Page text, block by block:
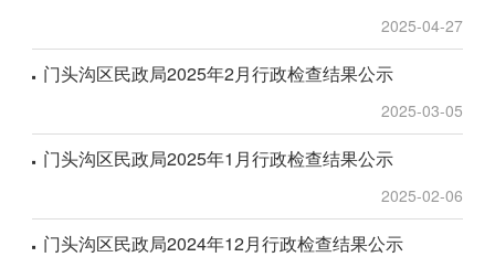
2025-04-27
门头沟区民政局2025年2月行政检查结果公示
2025-03-05
门头沟区民政局2025年1月行政检查结果公示
2025-02-06
门头沟区民政局2024年12月行政检查结果公示